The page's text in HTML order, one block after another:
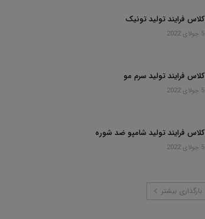
کلاس فرایند تولید تونیک
5 جولای 2022
کلاس فرایند تولید سرم مو
5 جولای 2022
کلاس فرایند تولید شامپو ضد شوره
5 جولای 2022
بارگذاری بیشتر